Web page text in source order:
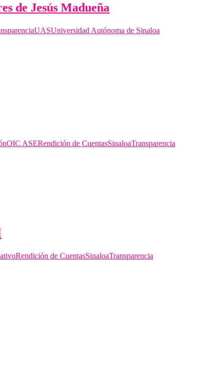
de Jesús Madueña
UASUniversidad Autónoma de Sinaloa
OIC ASERendición de CuentasSinaloaTransparencia
Rendición de CuentasSinaloaTransparencia